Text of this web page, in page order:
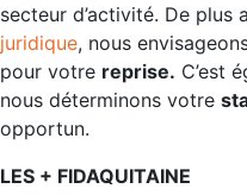
secteur d’activité. De plus
juridique, nous
pour votre reprise. C’est
nous déterminons votre
opportun.
LES + FIDAQUITAINE